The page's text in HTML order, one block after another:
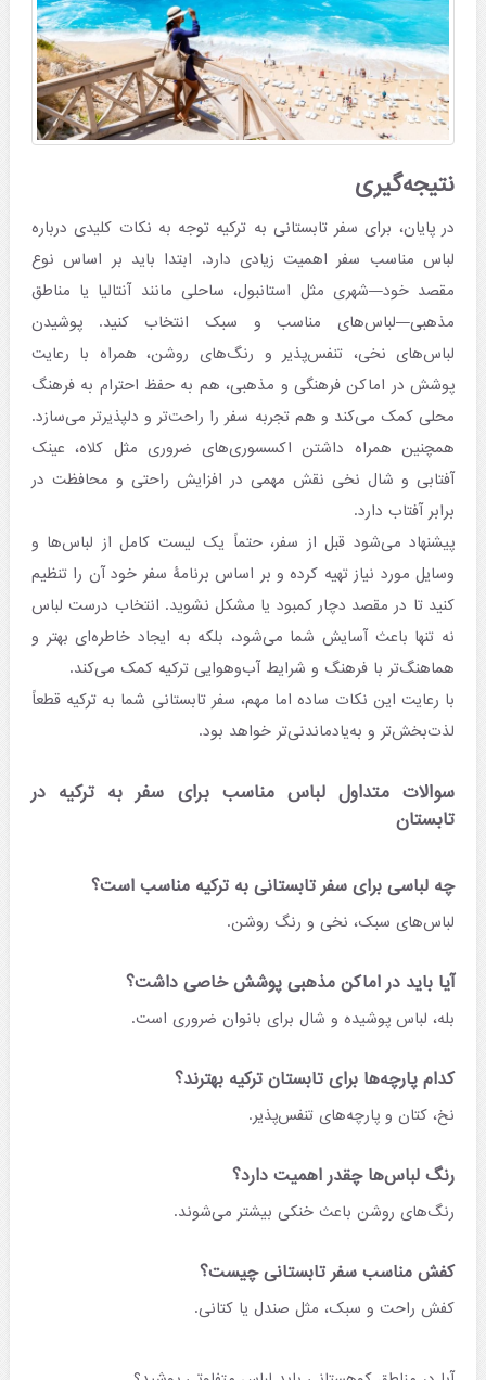
نتیجه‌گیری
در پایان، برای سفر تابستانی به ترکیه توجه به نکات کلیدی درباره
لباس مناسب سفر اهمیت زیادی دارد. ابتدا باید بر اساس نوع
مقصد خود—شهری مثل استانبول، ساحلی مانند آنتالیا یا مناطق
مذهبی—لباس‌های مناسب و سبک انتخاب کنید. پوشیدن
لباس‌های نخی، تنفس‌پذیر و رنگ‌های روشن، همراه با رعایت
پوشش در اماکن فرهنگی و مذهبی، هم به حفظ احترام به فرهنگ
محلی کمک می‌کند و هم تجربه سفر را راحت‌تر و دلپذیرتر می‌سازد.
همچنین همراه داشتن اکسسوری‌های ضروری مثل کلاه، عینک
آفتابی و شال نخی نقش مهمی در افزایش راحتی و محافظت در
برابر آفتاب دارد.
پیشنهاد می‌شود قبل از سفر، حتماً یک لیست کامل از لباس‌ها و
وسایل مورد نیاز تهیه کرده و بر اساس برنامۀ سفر خود آن را تنظیم
کنید تا در مقصد دچار کمبود یا مشکل نشوید. انتخاب درست لباس
نه تنها باعث آسایش شما می‌شود، بلکه به ایجاد خاطره‌ای بهتر و
هماهنگ‌تر با فرهنگ و شرایط آب‌وهوایی ترکیه کمک می‌کند.
با رعایت این نکات ساده اما مهم، سفر تابستانی شما به ترکیه قطعاً
لذت‌بخش‌تر و به‌یادماندنی‌تر خواهد بود.
سوالات متداول لباس مناسب برای سفر به ترکیه در
تابستان
چه لباسی برای سفر تابستانی به ترکیه مناسب است؟
لباس‌های سبک، نخی و رنگ روشن.
آیا باید در اماکن مذهبی پوشش خاصی داشت؟
بله، لباس پوشیده و شال برای بانوان ضروری است.
کدام پارچه‌ها برای تابستان ترکیه بهترند؟
نخ، کتان و پارچه‌های تنفس‌پذیر.
رنگ لباس‌ها چقدر اهمیت دارد؟
رنگ‌های روشن باعث خنکی بیشتر می‌شوند.
کفش مناسب سفر تابستانی چیست؟
کفش راحت و سبک، مثل صندل یا کتانی.